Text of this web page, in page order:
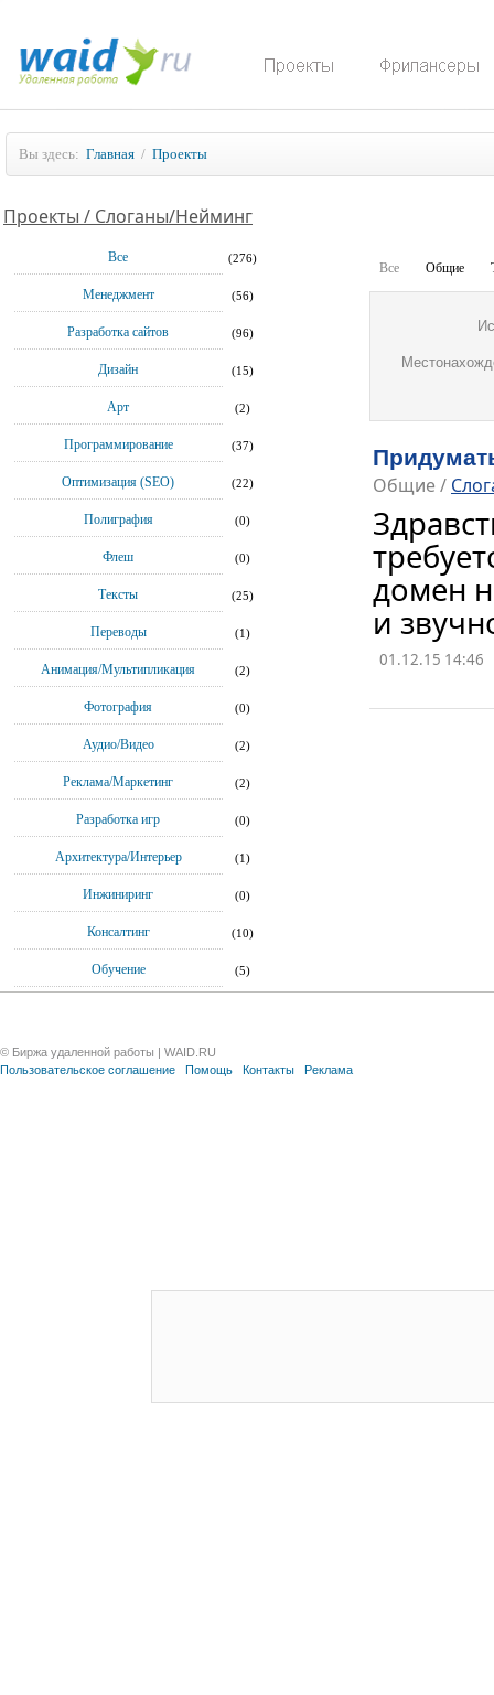
Вы здесь: Главная / Проекты
Проекты / Слоганы/Нейминг
Все (276)
Менеджмент (56)
Разработка сайтов (96)
Дизайн (15)
Арт (2)
Программирование (37)
Оптимизация (SEO) (22)
Полиграфия (0)
Флеш (0)
Тексты (25)
Переводы (1)
Анимация/Мультипликация (2)
Фотография (0)
Аудио/Видео (2)
Реклама/Маркетинг (2)
Разработка игр (0)
Архитектура/Интерьер (1)
Инжиниринг (0)
Консалтинг (10)
Обучение (5)
Все Общие
Общие/
домен
и
01.12.15 14:46
© Биржа удаленной работы | WAID.RU
Пользовательское соглашение
Помощь Контакты Реклама